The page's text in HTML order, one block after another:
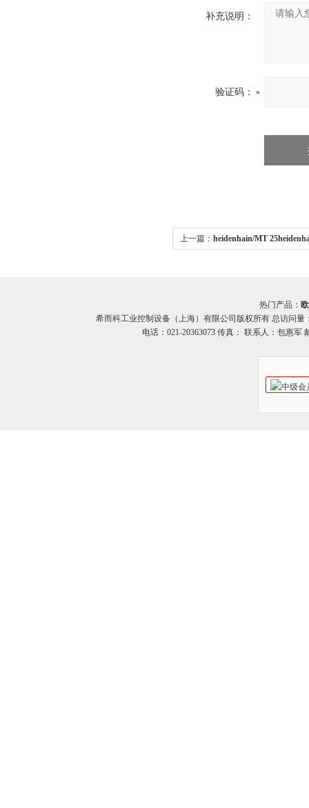
补充说明：
验证码：
上一篇： heidenhain/MT
热门产品：
希而科工业控制设备（上海）有限公司版权所有 总访问量
电话：021-20363073 传真： 联系人：包惠军